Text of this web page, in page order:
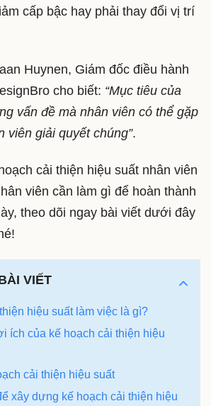
cấp bậc hay phải thay đổi vị trí
Huynen, Giám đốc điều hành
cho biết: “Mục tiêu của
vấn đề mà nhân viên có thể gặp
viên giải quyết chúng”.
cải thiện hiệu suất nhân viên
viên cần làm gì để hoàn thành
theo dõi ngay bài viết dưới đây
VIẾT
hiệu suất làm việc là gì?
ích của kế hoạch cải thiện hiệu
cải thiện hiệu suất
xây dựng kế hoạch cải thiện hiệu